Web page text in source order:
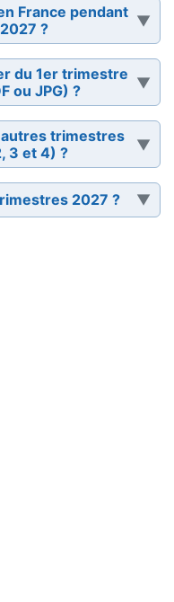
France pendant
?
du 1er trimestre
ou JPG) ?
trimestres
3 et 4) ?
2027 ?